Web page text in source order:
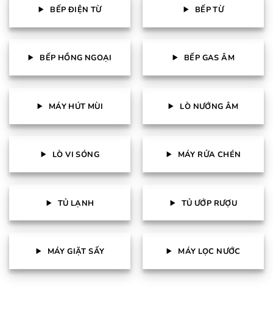
BẾP ĐIỆN TỪ BẾP TỪ
BẾP HỒNG NGOẠI BẾP GAS ÂM
MÁY HÚT MÙI LÒ NƯỚNG ÂM
LÒ VI SÓNG MÁY RỬA CHÉN
TỦ LẠNH TỦ ƯỚP RƯỢU
MÁY GIẶT SẤY MÁY LỌC NƯỚC